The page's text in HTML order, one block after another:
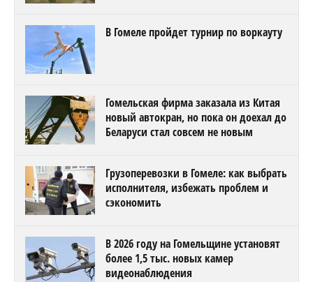
В Гомеле пройдет турнир по воркауту
Гомельская фирма заказала из Китая
новый автокран, но пока он доехал до
Беларуси стал совсем не новым
Грузоперевозки в Гомеле: как выбрать
исполнителя, избежать проблем и
сэкономить
В 2026 году на Гомельщине установят
более 1,5 тыс. новых камер
видеонаблюдения